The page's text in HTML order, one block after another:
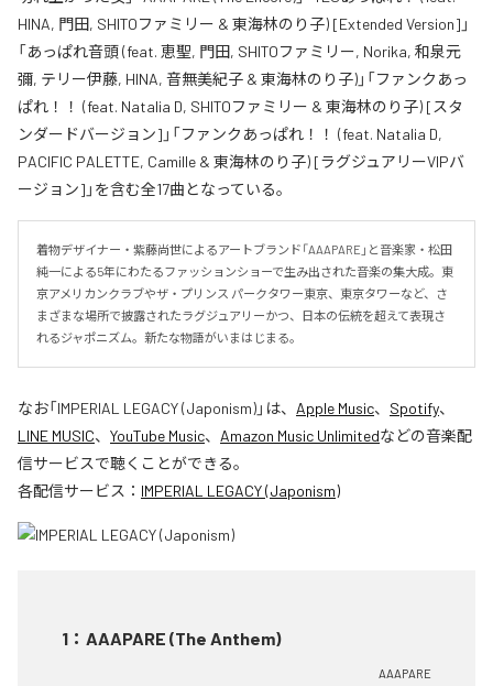
HINA, 門田, SHITOファミリー & 東海林のり子) [Extended Version]」
「あっぱれ音頭 (feat. 恵聖, 門田, SHITOファミリー, Norika, 和泉元
彌, テリー伊藤, HINA, 音無美紀子 & 東海林のり子)」「ファンクあっ
ぱれ！！ (feat. Natalia D, SHITOファミリー & 東海林のり子) [スタ
ンダードバージョン]」「ファンクあっぱれ！！ (feat. Natalia D,
PACIFIC PALETTE, Camille & 東海林のり子) [ラグジュアリーVIPバ
ージョン]」を含む全17曲となっている。
着物デザイナー・紫藤尚世によるアートブランド「AAAPARE」と音楽家・松田
純一による5年にわたるファッションショーで生み出された音楽の集大成。東
京アメリカンクラブやザ・プリンス パークタワー東京、東京タワーなど、さ
まざまな場所で披露されたラグジュアリーかつ、日本の伝統を超えて表現さ
れるジャポニズム。新たな物語がいまはじまる。
なお「IMPERIAL LEGACY (Japonism)」は、 Apple Music、 Spotify、
LINE MUSIC、 YouTube Music、 Amazon Music Unlimitedなどの音楽配
信サービスで聴くことができる。
各配信サービス： IMPERIAL LEGACY (Japonism)
1 ： AAAPARE (The Anthem)
AAAPARE